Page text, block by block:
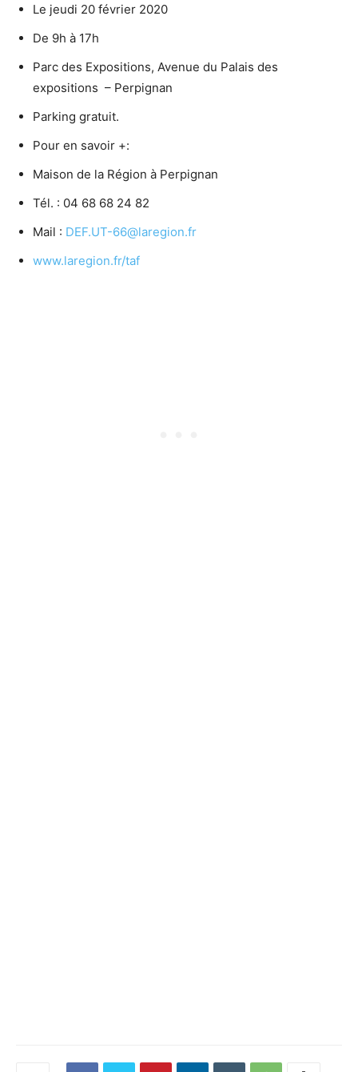
Le jeudi 20 février 2020
De 9h à 17h
Parc des Expositions, Avenue du Palais des
expositions – Perpignan
Parking gratuit.
Pour en savoir +:
Maison de la Région à Perpignan
Tél. : 04 68 68 24 82
Mail : DEF.UT-66@laregion.fr
www.laregion.fr/taf